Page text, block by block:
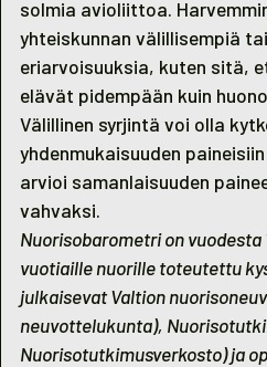
solmia avioliittoa.
yhteiskunnan välillisempiä
eriarvoisuuksia, kuten sitä,
elävät pidempään kuin
Välillinen syrjintä voi olla
yhdenmukaisuuden
arvioi samanlaisuuden
vahvaksi.
Nuorisobarometri on vuodesta
vuotiaille nuorille toteutettu
julkaisevat Valtion
neuvottelukunta),
Nuorisotutkimusverkosto) ja